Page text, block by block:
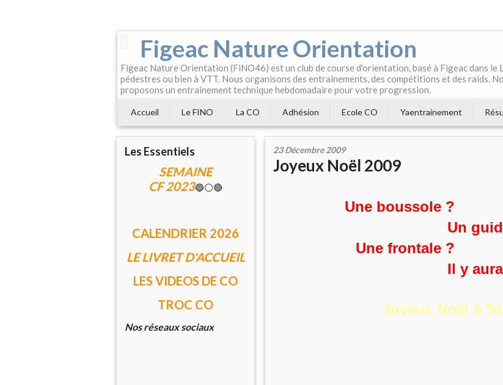
Figeac Nature Orientation
Figeac Nature Orientation (FiNO46) est un club de course d'orientation, basé à Figeac dans le
pédestres ou bien à VTT. Nous organisons des entraînements, des compétitions et des raids.
proposons un entraînement technique hebdomadaire pour votre progression.
Accueil Le FINO La CO Adhésion Ecole CO Yaentrainement
Les Essentiels
SEMAINE
CF 2023🔵⚪🔴
CALENDRIER 2026
LE LIVRET D'ACCUEIL
LES VIDEOS DE CO
TROC CO
Nos réseaux sociaux
23 Décembre 2009
Joyeux Noël 2009
Une boussole ?
Un
Une frontale ?
Il y
Joyeux Noël à